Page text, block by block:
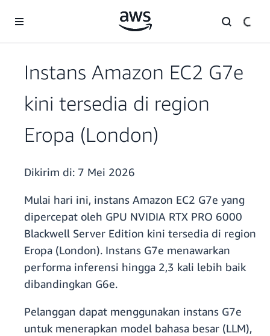
Instans Amazon EC2 G7e
kini tersedia di region
Eropa (London)
Dikirim di: 7 Mei 2026
Mulai hari ini, instans Amazon EC2 G7e yang
dipercepat oleh GPU NVIDIA RTX PRO 6000
Blackwell Server Edition kini tersedia di region
Eropa (London). Instans G7e menawarkan
performa inferensi hingga 2,3 kali lebih baik
dibandingkan G6e.
Pelanggan dapat menggunakan instans G7e
untuk menerapkan model bahasa besar (LLM),